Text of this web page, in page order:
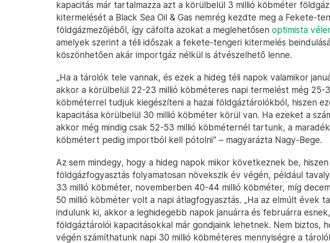
kapacitás már tartalmazza azt a körülbelül 3 millió köbméter
kitermelését a Black Sea Oil & Gas nemrég kezdte meg a Fekete-
földgázmezőjéből, így cáfolta azokat a meglehetősen optimista
amelyek szerint a téli időszak a fekete-tengeri kitermelés
köszönhetően akár importgáz nélkül is átvészelhető lenne.
„Ha a tárolók tele vannak, és ezek a hideg téli napok valamikor
akkor a körülbelül 22-23 millió köbméteres napi termelést még 25-
köbméterrel tudjuk kiegészíteni a hazai földgáztárolókból, hiszen
kapacitása körülbelül 30 millió köbméter körül van. Ha ezeket a
akkor még mindig csak 52-53 millió köbméternél tartunk, a maradék
köbmétert pedig importból kell pótolni” – magyarázta Nagy-Bege.
Az sem mindegy, hogy a hideg napok mikor következnek be, hiszen
földgázfogyasztás folyamatosan növekszik év végén, például
33 millió köbméter, novemberben 40-44 millió köbméter, míg
50 millió köbméter volt a napi átlagfogyasztás. „Ha az elmúlt évek
indulunk ki, akkor a leghidegebb napok januárra és februárra
földgáztárolói kapacitásokkal már gondjaink lehetnek. Nem biztos,
végén számíthatunk napi 30 millió köbméteres mennyiségre a